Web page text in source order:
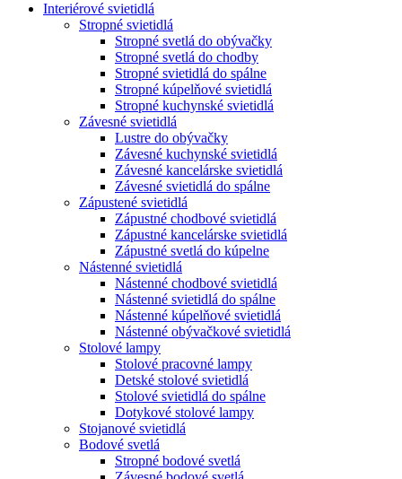
Interiérové svietidlá
Stropné svietidlá
Stropné svetlá do obývačky
Stropné svetlá do chodby
Stropné svietidlá do spálne
Stropné kúpelňové svietidlá
Stropné kuchynské svietidlá
Závesné svietidlá
Lustre do obývačky
Závesné kuchynské svietidlá
Závesné kancelárske svietidlá
Závesné svietidlá do spálne
Zápustené svietidlá
Zápustné chodbové svietidlá
Zápustné kancelárske svietidlá
Zápustné svetlá do kúpelne
Nástenné svietidlá
Nástenné chodbové svietidlá
Nástenné svietidlá do spálne
Nástenné kúpelňové svietidlá
Nástenné obývačkové svietidlá
Stolové lampy
Stolové pracovné lampy
Detské stolové svietidlá
Stolové svietidlá do spálne
Dotykové stolové lampy
Stojanové svietidlá
Bodové svetlá
Stropné bodové svetlá